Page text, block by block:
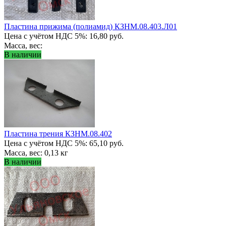
Пластина прижима (полиамид) КЗНМ.08.403.Л01
Цена с учётом НДС 5%: 16,80 руб.
Масса, вес:
В наличии
Пластина трения КЗНМ.08.402
Цена с учётом НДС 5%: 65,10 руб.
Масса, вес: 0,13 кг
В наличии